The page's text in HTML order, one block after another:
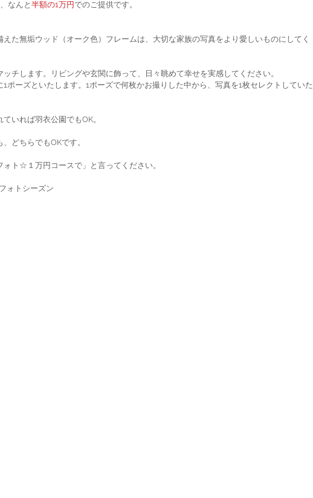
なんと半額の1万円でのご提供です。
えた無垢ウッド（オーク色）フレームは、大切な家族の写真をより愛しいものにしてく
ッチします。リビングや玄関に飾って、日々眺めて幸せを実感してください。
1ポーズといたします。1ポーズで何枚かお撮りした中から、写真を1枚セレクトしていた
いれば羽衣公園でもOK。
どちらでもOKです。
ォト☆１万円コースで」と言ってください。
ォトシーズン